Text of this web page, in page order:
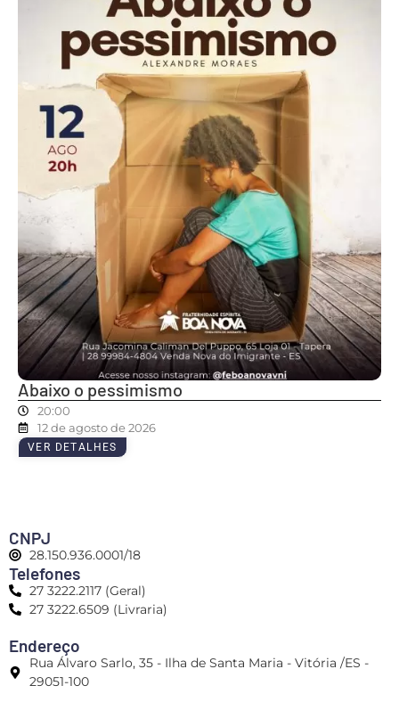
Abaixo o pessimismo
20:00
12 de agosto de 2026
VER DETALHES
CNPJ
28.150.936.0001/18
Telefones
27 3222.2117 (Geral)
27 3222.6509 (Livraria)
Endereço
Rua Álvaro Sarlo, 35 - Ilha de Santa Maria - Vitória /ES -
29051-100